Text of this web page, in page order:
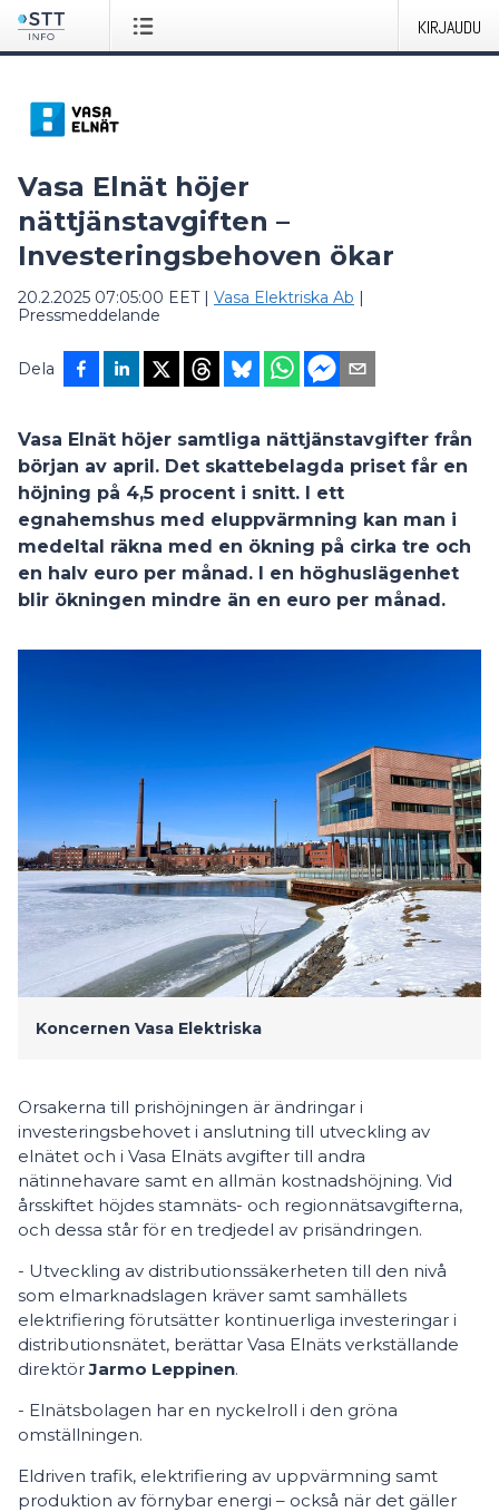
KIRJAUDU
Vasa Elnät höjer
nättjänstavgiften –
Investeringsbehoven ökar
20.2.2025 07:05:00 EET| Vasa Elektriska Ab |
Pressmeddelande
Dela
Vasa Elnät höjer samtliga nättjänstavgifter från
början av april. Det skattebelagda priset får en
höjning på 4,5 procent i snitt. I ett
egnahemshus med eluppvärmning kan man i
medeltal räkna med en ökning på cirka tre och
en halv euro per månad. I en höghuslägenhet
blir ökningen mindre än en euro per månad.
Koncernen Vasa Elektriska
Orsakerna till prishöjningen är ändringar i
investeringsbehovet i anslutning till utveckling av
elnätet och i Vasa Elnäts avgifter till andra
nätinnehavare samt en allmän kostnadshöjning. Vid
årsskiftet höjdes stamnäts- och regionnätsavgifterna,
och dessa står för en tredjedel av prisändringen.
- Utveckling av distributionssäkerheten till den nivå
som elmarknadslagen kräver samt samhällets
elektrifiering förutsätter kontinuerliga investeringar i
distributionsnätet, berättar Vasa Elnäts verkställande
direktörJarmo Leppinen.
- Elnätsbolagen har en nyckelroll i den gröna
omställningen.
Eldriven trafik, elektrifiering av uppvärmning samt
produktion av förnybar energi – också när det gäller